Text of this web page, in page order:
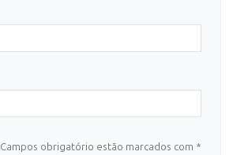
Campos obrigatório estão marcados com *